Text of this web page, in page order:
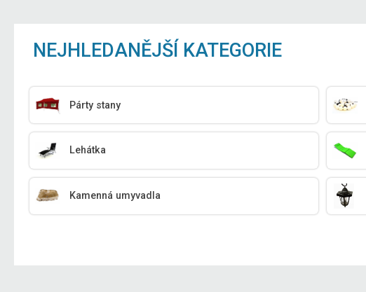
NEJHLEDANĚJŠÍ KATEGORIE
Párty stany
Lehátka
Kamenná umyvadla